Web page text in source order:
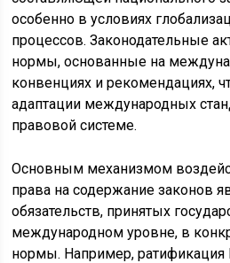
особенно в условиях
процессов. Законодательные
нормы, основанные на
конвенциях и рекомендациях,
адаптации международных
правовой системе.
Основным механизмом
права на содержание законов
обязательств, принятых
международном уровне, в
нормы. Например, ратификация